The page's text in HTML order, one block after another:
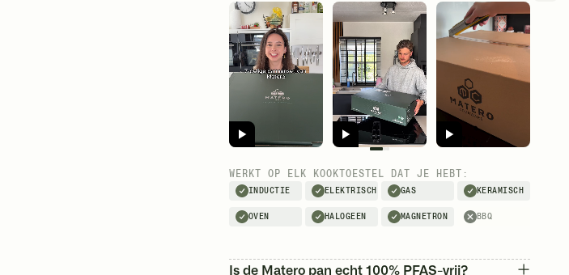
WERKT OP ELK KOOKTOESTEL DAT JE HEBT:
INDUCTIE ELEKTRISCH GAS KERAMISCH
OVEN HALOGEEN MAGNETRON BBQ
Is de Matero pan echt 100% PFAS-vrij?